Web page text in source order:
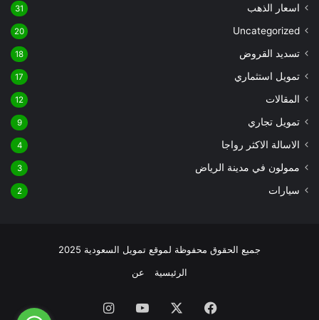
اسعار الذهب 31
Uncategorized
20
تسديد القروض 18
تمويل استثماري 17
المقالات 12
تمويل تجاري 9
الاسالة الاكثر رواجا 4
ممولون في مدينة الرياض 3
سيارات 2
جميع الحقوق محفوظة لموقع تمويل السعودية 2025
الرئيسية
عن
فيسبوك ‫YouTube